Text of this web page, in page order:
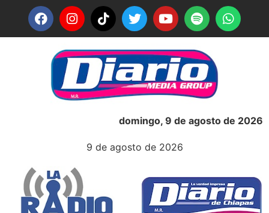
domingo, 9 de agosto de 2026
9 de agosto de 2026